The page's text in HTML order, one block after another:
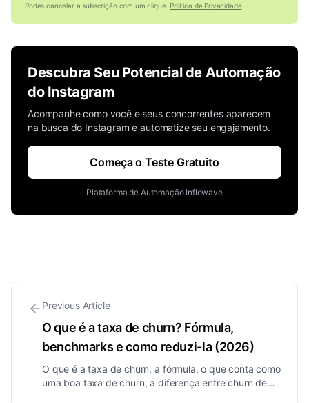
Podes cancelar a subscrição com um clique. Política de Privacidade
Descubra Seu Potencial de Automação
do Instagram
Acompanhe como você e seus concorrentes aparecem
na busca do Instagram e automatize seu engajamento.
Começa o Teste Gratuito
Plataforma de Automação Inflowave
Previous Article
O que é a taxa de churn? Fórmula,
benchmarks e como reduzi-la (2026)
O que é a taxa de churn, a fórmula, o que conta como
uma boa taxa de churn, a diferença entre churn de